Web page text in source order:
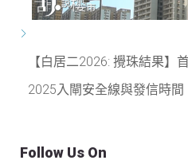
【白居二2026: 攪珠結果】
2025入閘安全線與發信時間
Follow Us On